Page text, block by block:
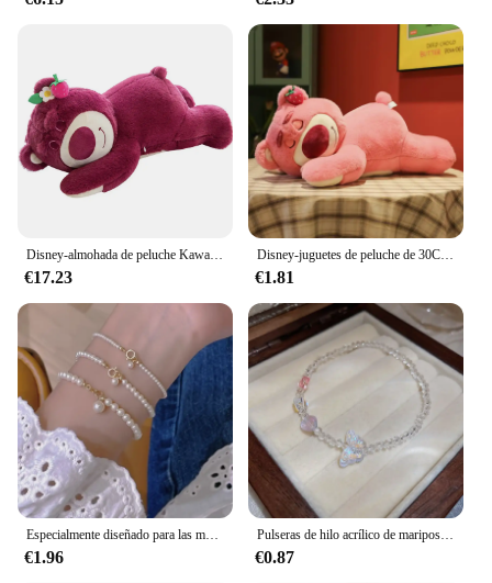
Disney-almohada de peluche Kawaii Toy Story, sofá de oso Lotso y fresa, juguetes de peluche para niños, niñas, amigos, festivales, regalo de cumpleaños, nuevo
€17.23
Disney-juguetes de peluche de 30Cm para niñas, bonita historia, Anime Kawaii, oso de fresa, muñeco suave de gran tamaño, almohada rellena, regalo de cumpleaños para niños
€1.81
Especialmente diseñado para las mujeres La pulsera de perlas es exquisita, sencilla, moderna y versátil. La longitud de la pulsera es de 16 cm.
€1.96
Pulseras de hilo acrílico de mariposa de cristal para mujeres y niñas, joyería de mano romántica coreana, regalo de moda
€0.87